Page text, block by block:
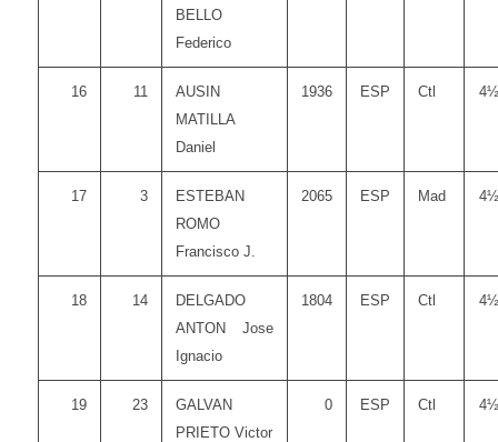
BELLO
Federico
16 11
AUSIN
MATILLA
Daniel
1936 ESP Ctl 4½
17 3
ESTEBAN
ROMO
Francisco J.
2065 ESP Mad 4½
18 14
DELGADO
ANTON Jose
Ignacio
1804 ESP Ctl 4½
19 23
GALVAN
PRIETO Victor
0 ESP Ctl 4½